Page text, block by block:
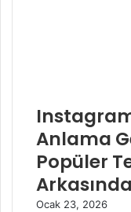
Anlama
Popüler
Ocak 23, 2026